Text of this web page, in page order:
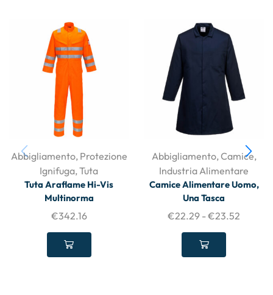
Abbigliamento, Protezione
Ignifuga,Tuta
Tuta Araflame Hi-Vis
Multinorma
€342.16
Abbigliamento, Camice,
Industria Alimentare
Camice Alimentare Uomo,
Una Tasca
€22.29 -€23.52